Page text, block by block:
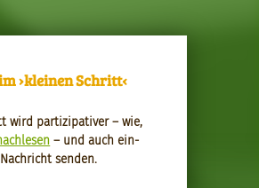
›kleinen Schritt‹
wird par­tizipa­tiv­er – wie,
– und auch ein­
senden.